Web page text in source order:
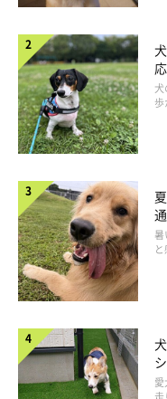
など。
まずは愛犬の安全を確認
かりました。
各自のペースでお散
は